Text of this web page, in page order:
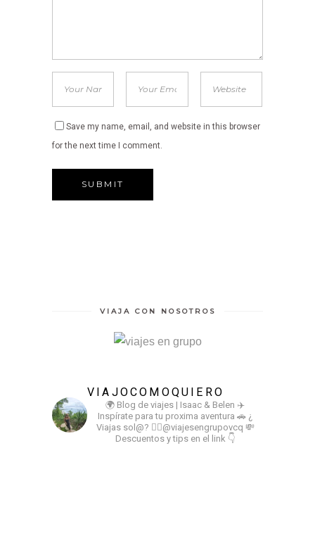
Save my name, email, and website in this browser
for the next time I comment.
VIAJA CON NOSOTROS
VIAJOCOMOQUIERO
🌍 Blog de viajes | Isaac & Belen ✈️
Inspírate para tu proxima aventura 🚗 ¿
Viajas sol@? 👉🏻@viajesengrupovcq 💸
Descuentos y tips en el link 👇